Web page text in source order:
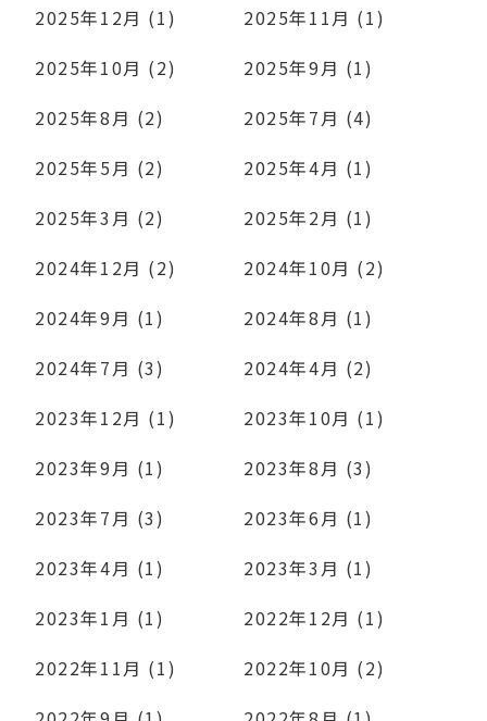
2025年12月 (1)
2025年11月 (1)
2025年10月 (2)
2025年9月 (1)
2025年8月 (2)
2025年7月 (4)
2025年5月 (2)
2025年4月 (1)
2025年3月 (2)
2025年2月 (1)
2024年12月 (2)
2024年10月 (2)
2024年9月 (1)
2024年8月 (1)
2024年7月 (3)
2024年4月 (2)
2023年12月 (1)
2023年10月 (1)
2023年9月 (1)
2023年8月 (3)
2023年7月 (3)
2023年6月 (1)
2023年4月 (1)
2023年3月 (1)
2023年1月 (1)
2022年12月 (1)
2022年11月 (1)
2022年10月 (2)